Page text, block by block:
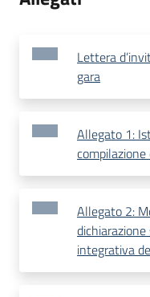
Lettera
gara
Allegato 1:
compilazione
Allegato 2:
integrativa